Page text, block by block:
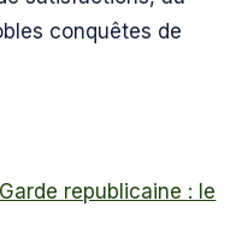
conquêtes de
republicaine : le